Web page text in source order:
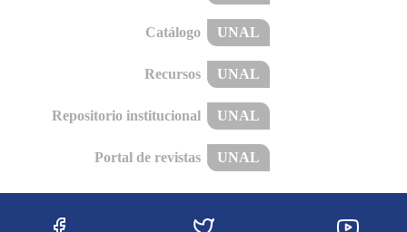
Catálogo UNAL
Recursos UNAL
Repositorio institucional UNAL
Portal de revistas UNAL